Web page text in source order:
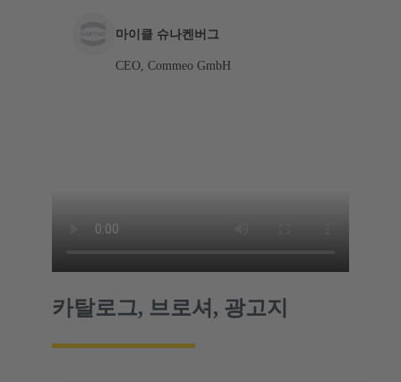
마이클 슈나켄버그
CEO, Commeo GmbH
카탈로그, 브로셔, 광고지